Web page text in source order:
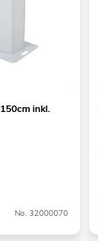
inkl.
No. 32000070